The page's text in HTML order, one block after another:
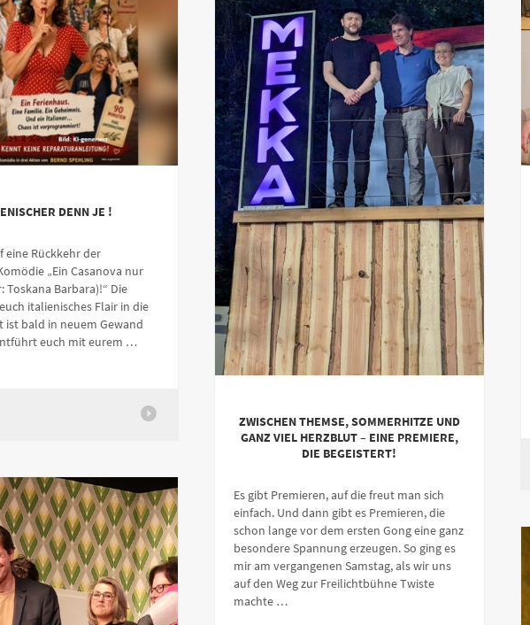
DENN JE !
eine Rückkehr der
„Ein Casanova nur
Toskana Barbara)!“ Die
italienisches Flair in die
ist bald in neuem Gewand
euch mit eurem …
ZWISCHEN THEMSE, SOMMERHITZE UND
GANZ VIEL HERZBLUT – EINE PREMIERE,
DIE BEGEISTERT!
Es gibt Premieren, auf die freut man sich
einfach. Und dann gibt es Premieren, die
schon lange vor dem ersten Gong eine ganz
besondere Spannung erzeugen. So ging es
mir am vergangenen Samstag, als wir uns
auf den Weg zur Freilichtbühne Twiste
machte …